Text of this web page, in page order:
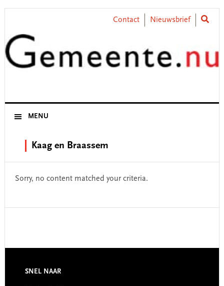
Skip
primary
navigation
Skip
content
Skip
primary
sidebar
Skip
footer
Contact Nieuwsbrief
MENU
Kaag en Braassem
Sorry, no content matched your criteria.
Footer
SNEL NAAR